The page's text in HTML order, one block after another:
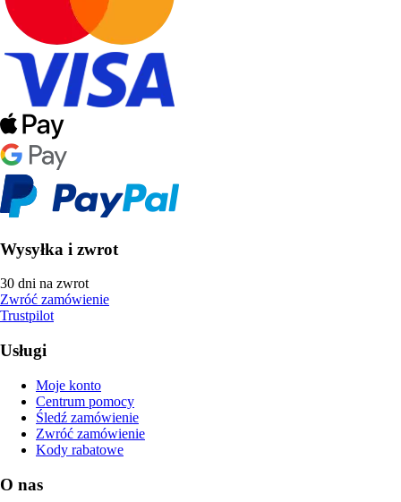
Wysyłka i zwrot
30 dni na zwrot
Zwróć zamówienie
Trustpilot
Usługi
Moje konto
Centrum pomocy
Śledź zamówienie
Zwróć zamówienie
Kody rabatowe
O nas